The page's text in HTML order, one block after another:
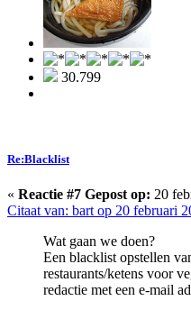
30.799
Re:Blacklist
« Reactie #7 Gepost op: 20
Citaat van: bart op 20 februari
Wat gaan we doen?
Een blacklist opstellen
restaurants/ketens voor
redactie met een e-mail